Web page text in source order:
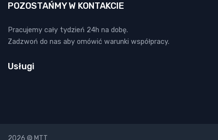
POZOSTAŃMY W KONTAKCIE
Pracujemy cały tydzień 24h na dobę.
Zadzwoń do nas aby omówić warunki współpracy.
Usługi